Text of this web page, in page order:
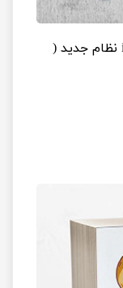
کتاب عربی جامع کنکور جلد 2 سری iQ نظام جدید (